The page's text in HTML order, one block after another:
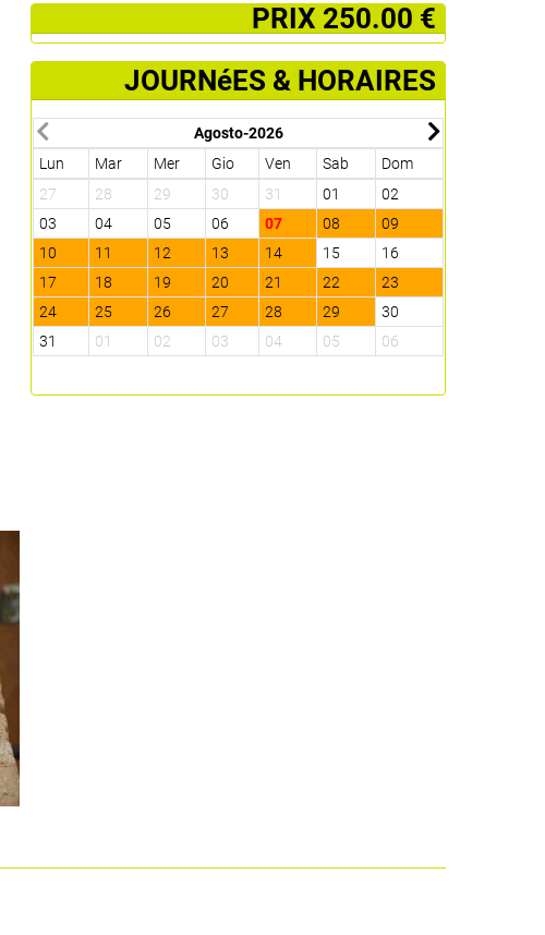
­PRIX 250.00 €
JOURNéES & HORAIRES
Agosto-2026
Lun
Mar Mer Gio Ven Sab
Dom
27
28 29 30 31 01
02
03
04 05 06 07 08
09
10
11 12 13 14 15
16
17
18 19 20 21 22
23
24
25 26 27 28 29
30
31
01 02 03 04 05 06